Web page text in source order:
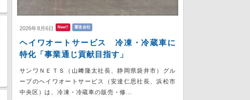
2026年8月6日 New!! 運送会社
ヘイワオートサービス 冷凍・冷蔵車に
特化「事業通じ貢献目指す」
サンワＮＥＴＳ（山﨑隆太社長、静岡県袋井市）グル
ープのヘイワオートサービス（安達仁思社長、浜松市
中央区）は、冷凍・冷蔵車の販売・修...